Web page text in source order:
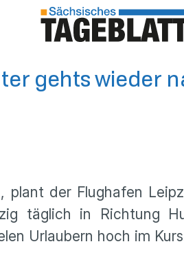
gehts wieder
der Flughafen
täglich in Richtung
Urlaubern hoch im